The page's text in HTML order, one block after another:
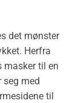
det mønster
Herfra
masker til en
seg med
til